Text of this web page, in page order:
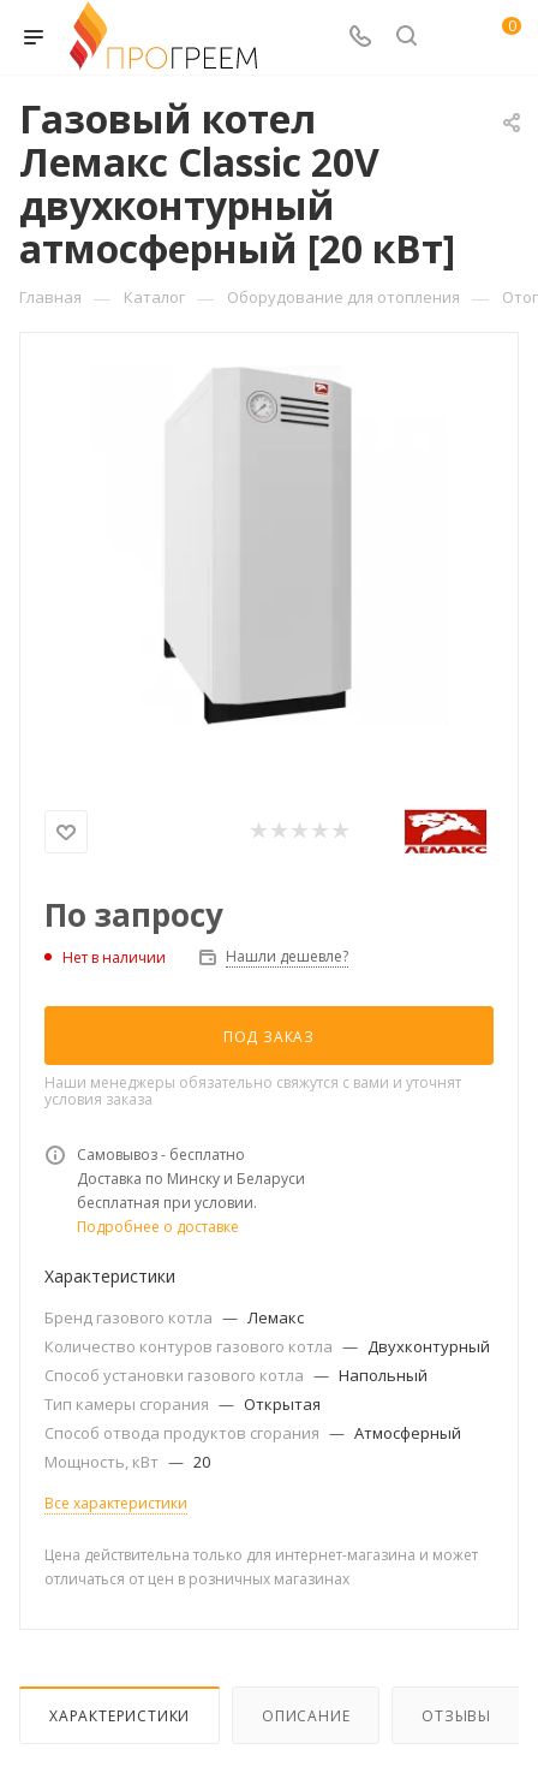
0
Газовый котел
Лемакс Classic 20V
двухконтурный
атмосферный [20 кВт]
Главная — Каталог — Оборудование для отопления —
По запросу
Нет в наличии Нашли дешевле?
ПОД ЗАКАЗ
Наши менеджеры обязательно свяжутся с вами и уточнят
условия заказа
Самовывоз - бесплатно
Доставка по Минску и Беларуси
бесплатная при условии.
Подробнее о доставке
Характеристики
Бренд газового котла — Лемакс
Количество контуров газового котла — Двухконтурный
Способ установки газового котла — Напольный
Тип камеры сгорания — Открытая
Способ отвода продуктов сгорания — Атмосферный
Мощность, кВт — 20
Все характеристики
Цена действительна только для интернет-магазина и может
отличаться от цен в розничных магазинах
ХАРАКТЕРИСТИКИ ОПИСАНИЕ ОТЗЫВЫ